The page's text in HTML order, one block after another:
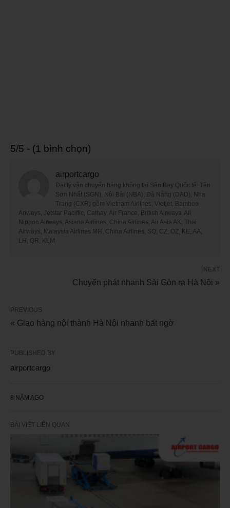
5/5 - (1 bình chọn)
airportcargo
Đại lý vận chuyển hàng không tại Sân Bay Quốc tế: Tân
Sơn Nhất (SGN), Nội Bài (NBA), Đà Nẵng (DAD), Nha
Trang (CXR) gồm Vietnam Airlines, Vietjet, Bamboo
Ariways, Jetstar Paciffic, Cathay, Air France, British Airways. All
Nippon Airways, Asiana Airlines, China Airlines, Air Asia AK, Thai
Airways, Malaysia Airlines MH, China Airlines, SQ, CZ, OZ, KE, AA,
LH, QR, KLM
NEXT
Chuyển phát nhanh Sài Gòn ra Hà Nội »
PREVIOUS
« Giao hàng nội thành Hà Nội nhanh bất ngờ
PUBLISHED BY
airportcargo
8 NĂM AGO
BÀI VIẾT LIÊN QUAN